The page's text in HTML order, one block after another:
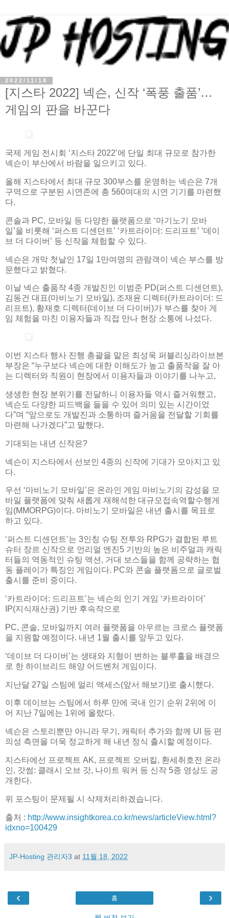
2022/11/18
[지스타 2022] 넥슨, 신작 ‘폭풍 출품’…
게임의 판을 바꾼다
국제 게임 전시회 ‘지스타 2022’에 단일 최대 규모로 참가한
넥슨이 부산에서 바람을 일으키고 있다.
올해 지스타에서 최대 규모 300부스를 운영하는 넥슨은 7개
구역으로 구분된 시연존에 총 560여대의 시연 기기를 마련했
다.
콘솔과 PC, 모바일 등 다양한 플랫폼으로 ‘마기노기 모바
일’을 비롯해 ‘퍼스트 디센던트’ ‘카트라이더: 드리프트’ ‘데이
브 더 다이버’ 등 신작을 체험할 수 있다.
넥슨은 개막 첫날인 17일 1만여명의 관람객이 넥슨 부스를 방
문했다고 밝혔다.
이날 넥슨 출품작 4종 개발진인 이범준 PD(퍼스트 디센던트),
김동건 대표(마비노기 모바일), 조재윤 디렉터(카트라이더: 드
리프트), 황재호 디렉터(데이브 더 다이버)가 부스를 찾아 게
임 체험을 마친 이용자들과 직접 만나 현장 소통에 나섰다.
이번 지스타 행사 진행 총괄을 맡은 최성욱 퍼블리싱라이브본
부장은 “누구보다 넥슨에 대한 이해도가 높고 출품작을 잘 아
는 디렉터와 직원이 현장에서 이용자들과 이야기를 나누고,
생생한 현장 분위기를 전달하니 이용자들 역시 즐거워했고,
넥슨도 다양한 피드백을 들을 수 있어 의미 있는 시간이었
다”며 “앞으로도 개발진과 소통하며 즐거움을 전달할 기회를
마련해 나가겠다”고 말했다.
기대되는 내년 신작은?
넥슨이 지스타에서 선보인 4종의 신작에 기대가 모아지고 있
다.
우선 ‘마비노기 모바일’은 온라인 게임 마비노기의 감성을 모
바일 플랫폼에 맞춰 새롭게 재해석한 대규모접속역할수행게
임(MMORPG)이다. 마비노기 모바일은 내년 출시를 목표로
하고 있다.
‘퍼스트 디센던트’는 3인칭 슈팅 전투와 RPG가 결합된 루트
슈터 장르 신작으로 언리얼 엔진5 기반의 높은 비주얼과 캐릭
터들의 역동적인 슈팅 액션, 거대 보스들을 함께 공략하는 협
동 플레이가 특징인 게임이다. PC와 콘솔 플랫폼으로 글로벌
출시를 준비 중이다.
‘카트라이더: 드리프트’는 넥슨의 인기 게임 ‘카트라이더’
IP(지식재산권) 기반 후속작으로
PC, 콘솔, 모바일까지 여러 플랫폼을 아우르는 크로스 플랫폼
을 지원할 예정이다. 내년 1월 출시를 앞두고 있다.
‘데이브 더 다이버’는 생태와 지형이 변하는 블루홀을 배경으
로 한 하이브리드 해양 어드벤처 게임이다.
지난달 27일 스팀에 얼리 액세스(앞서 해보기)로 출시했다.
이후 데이브는 스팀에서 하루 만에 국내 인기 순위 2위에 이
어 지난 7일에는 1위에 올랐다.
넥슨은 스토리뿐만 아니라 무기, 캐릭터 추가와 함께 UI 등 편
의성 측면을 더욱 정교하게 해 내년 정식 출시할 예정이다.
지스타에선 프로젝트 AK, 프로젝트 오버킬, 환세취호전 온라
인, 갓썸: 클래시 오브 갓, 나이트 워커 등 신작 5종 영상도 공
개한다.
위 포스팅이 문제될 시 삭제처리하겠습니다.
출처 : http://www.insightkorea.co.kr/news/articleView.html?
idxno=100429
JP-Hosting 관리자3 at 11월 18, 2022
‹ ›
홈